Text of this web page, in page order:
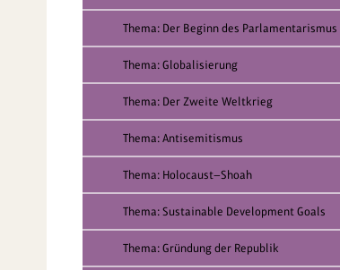
Thema: Der Beginn des
Thema: Globalisierung
Thema: Der Zweite Weltkrieg
Thema: Antisemitismus
Thema: Holocaust—Shoah
Thema: Sustainable Development Goals
Thema: Gründung der Republik